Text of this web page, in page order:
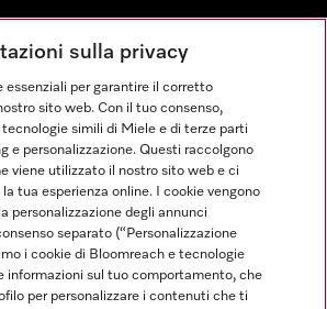
A 50 MESI CON OPZIONE 10 E TASSO
sulla privacy
essenziali per garantire il corretto
sito web. Con il tuo consenso,
simili di Miele e di terze parti
e personalizzazione. Questi raccolgono
viene utilizzato il nostro sito web e ci
tua esperienza online. I cookie vengono
personalizzazione degli annunci
separato (“Personalizzazione
i cookie di Bloomreach e tecnologie
informazioni sul tuo comportamento, che
per personalizzare i contenuti che ti